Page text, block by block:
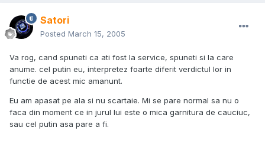
Satori
Posted March 15, 2005
Va rog, cand spuneti ca ati fost la service, spuneti si la care
anume. cel putin eu, interpretez foarte diferit verdictul lor in
functie de acest mic amanunt.
Eu am apasat pe ala si nu scartaie. Mi se pare normal sa nu o
faca din moment ce in jurul lui este o mica garnitura de cauciuc,
sau cel putin asa pare a fi.